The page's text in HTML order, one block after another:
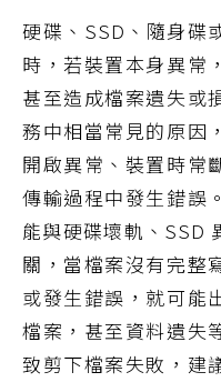
硬碟、SSD、隨身碟
時，若裝置本身異常
甚至造成檔案遺失或
務中相當常見的原因
開啟異常、裝置時常
傳輸過程中發生錯誤
能與硬碟壞軌、SSD
關，當檔案沒有完整
或發生錯誤，就可能
檔案，甚至資料遺失
致剪下檔案失敗，建